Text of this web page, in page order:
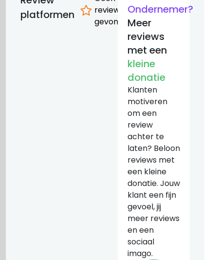
platformen
reviews
gevonden
Ondernemer?
Meer
reviews
met een
kleine
donatie
Klanten
motiveren
om een
review
achter te
laten? Beloon
reviews met
een kleine
donatie. Jouw
klant een fijn
gevoel, jij
meer reviews
en een
sociaal
imago.